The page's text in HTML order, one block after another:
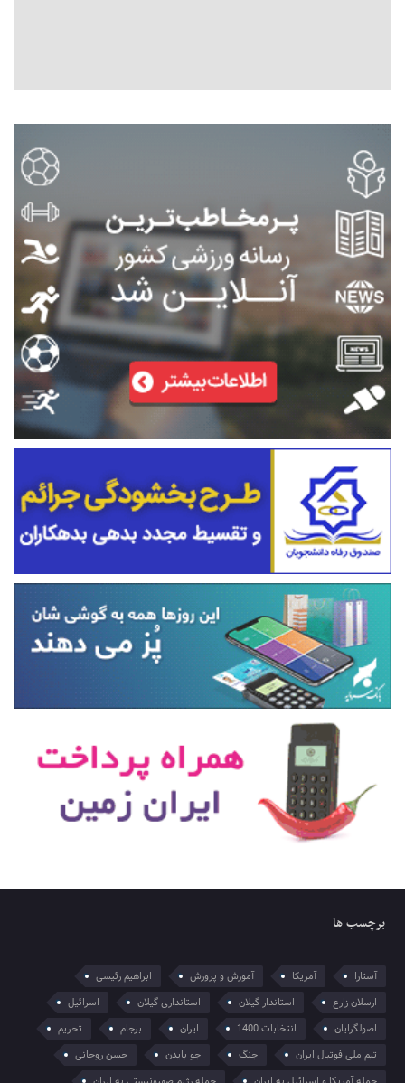
برچسب ها
آستارا آمریکا آموزش و پرورش
ابراهیم رئیسی
ارسلان زارع
استاندار گیلان استانداری گیلان
اسرائیل
اصولگرایان
انتخابات 1400 ایران برجام
تحریم
تیم ملی فوتبال ایران
جنگ جو بایدن
حسن روحانی